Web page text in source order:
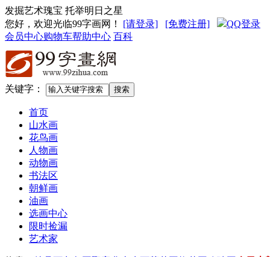
发掘艺术瑰宝 托举明日之星
您好，欢迎光临99字画网 ！ [请登录] [免费注册]
QQ登录
会员中心购物车帮助中心 百科
关键字：
首页
山水画
花鸟画
人物画
动物画
书法区
朝鲜画
油画
选画中心
限时捡漏
艺术家